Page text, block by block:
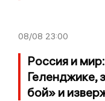
08/08 23:00
Россия и
Геленджике,
бой» и